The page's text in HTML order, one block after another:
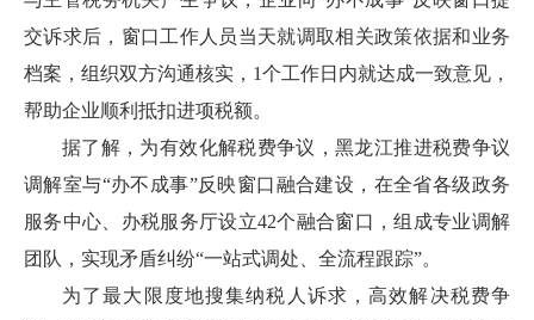
交诉求后，窗口工作人员当天就调取相关政策依据和业务
档案，组织双方沟通核实，1个工作日内就达成一致意见，
帮助企业顺利抵扣进项税额。
据了解，为有效化解税费争议，黑龙江推进税费争议
调解室与“办不成事”反映窗口融合建设，在全省各级政务
服务中心、办税服务厅设立42个融合窗口，组成专业调解
团队，实现矛盾纠纷“一站式调处、全流程跟踪”。
为了最大限度地搜集纳税人诉求，高效解决税费争